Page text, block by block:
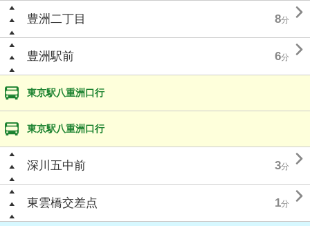
豊洲二丁目 8分 
豊洲駅前 6分 
東京駅八重洲口行
東京駅八重洲口行
深川五中前 3分 
東雲橋交差点 1分 